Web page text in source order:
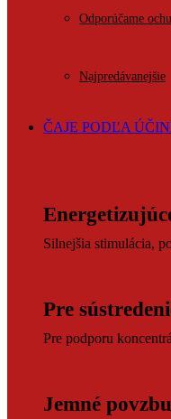
Odporúčame
Najpredávanejšie
ČAJE PODĽA
Silnejšia stimulácia,
Pre
Pre podporu
Jemné